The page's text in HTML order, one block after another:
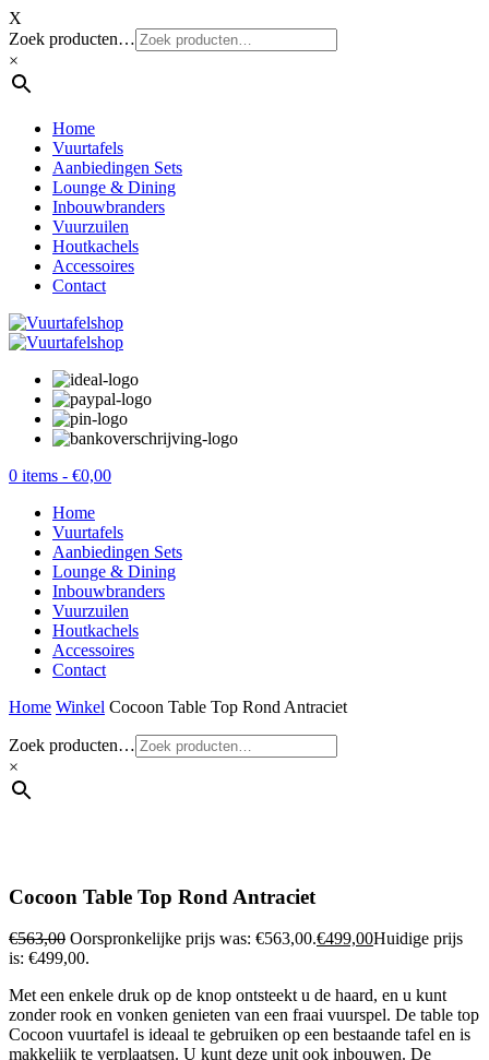
X
Zoek producten…
×
Home
Vuurtafels
Aanbiedingen Sets
Lounge & Dining
Inbouwbranders
Vuurzuilen
Houtkachels
Accessoires
Contact
0 items - €0,00
Home
Vuurtafels
Aanbiedingen Sets
Lounge & Dining
Inbouwbranders
Vuurzuilen
Houtkachels
Accessoires
Contact
Home Winkel Cocoon Table Top Rond Antraciet
Zoek producten…
×
Cocoon Table Top Rond Antraciet
€563,00 Oorspronkelijke prijs was: €563,00.€499,00Huidige prijs
is: €499,00.
Met een enkele druk op de knop ontsteekt u de haard, en u kunt
zonder rook en vonken genieten van een fraai vuurspel. De table top
Cocoon vuurtafel is ideaal te gebruiken op een bestaande tafel en is
makkelijk te verplaatsen. U kunt deze unit ook inbouwen. De